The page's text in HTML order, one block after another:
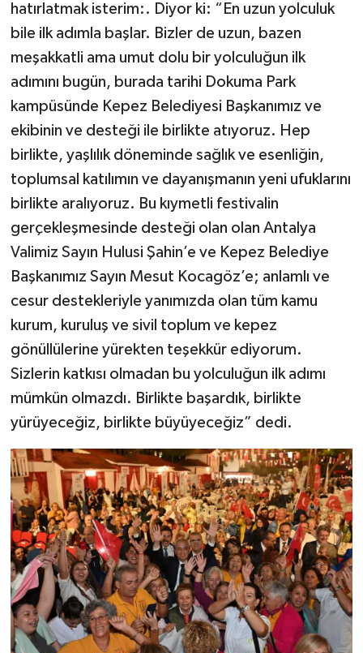
hatırlatmak isterim:. Diyor ki: “En uzun yolculuk
bile ilk adımla başlar. Bizler de uzun, bazen
meşakkatli ama umut dolu bir yolculuğun ilk
adımını bugün, burada tarihi Dokuma Park
kampüsünde Kepez Belediyesi Başkanımız ve
ekibinin ve desteği ile birlikte atıyoruz. Hep
birlikte, yaşlılık döneminde sağlık ve esenliğin,
toplumsal katılımın ve dayanışmanın yeni ufuklarını
birlikte aralıyoruz. Bu kıymetli festivalin
gerçekleşmesinde desteği olan olan Antalya
Valimiz Sayın Hulusi Şahin’e ve Kepez Belediye
Başkanımız Sayın Mesut Kocagöz’e; anlamlı ve
cesur destekleriyle yanımızda olan tüm kamu
kurum, kuruluş ve sivil toplum ve kepez
gönüllülerine yürekten teşekkür ediyorum.
Sizlerin katkısı olmadan bu yolculuğun ilk adımı
mümkün olmazdı. Birlikte başardık, birlikte
yürüyeceğiz, birlikte büyüyeceğiz” dedi.